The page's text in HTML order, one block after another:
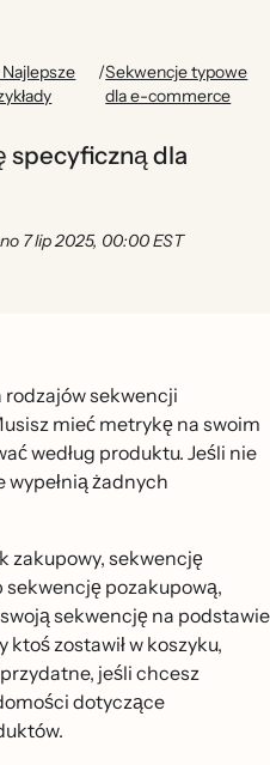
/Sekwencje typowe
dla e-commerce
specyficzną dla
7 lip 2025, 00:00 EST
rodzajów sekwencji
mieć metrykę na swoim
według produktu. Jeśli nie
żadnych
zakupowy, sekwencję
pozakupową,
sekwencję na podstawie
zostawił w koszyku,
jeśli chcesz
dotyczące